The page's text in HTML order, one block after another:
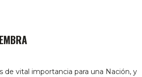
de vital importancia para una Nación, y